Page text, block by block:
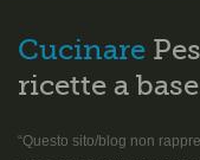
Cucinare
ricette a
“Questo sito/blog non